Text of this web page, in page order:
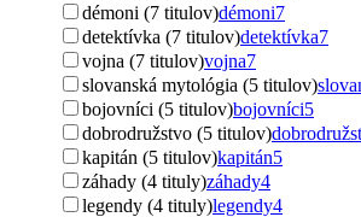
démoni (7 titulov)démoni7
detektívka (7 titulov)detektívka7
vojna (7 titulov)vojna7
slovanská mytológia (5 titulov)
bojovníci (5 titulov)bojovníci5
dobrodružstvo (5 titulov)
kapitán (5 titulov)kapitán5
záhady (4 tituly)záhady4
legendy (4 tituly)legendy4